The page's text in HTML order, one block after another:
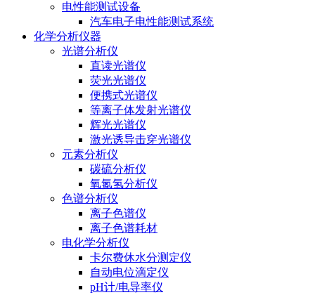
电性能测试设备
汽车电子电性能测试系统
化学分析仪器
光谱分析仪
直读光谱仪
荧光光谱仪
便携式光谱仪
等离子体发射光谱仪
辉光光谱仪
激光诱导击穿光谱仪
元素分析仪
碳硫分析仪
氧氮氢分析仪
色谱分析仪
离子色谱仪
离子色谱耗材
电化学分析仪
卡尔费休水分测定仪
自动电位滴定仪
pH计/电导率仪